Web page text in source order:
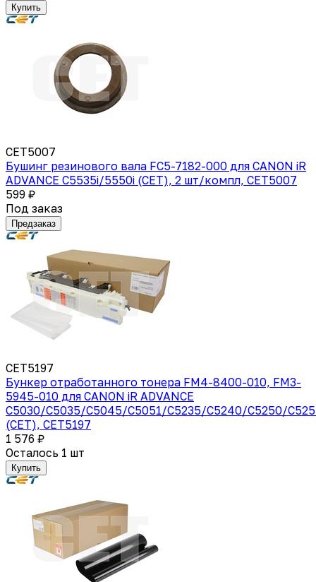
Купить
CET5007
Бушинг резинового вала FC5-7182-000 для CANON iR
ADVANCE C5535i/5550i (CET), 2 шт/компл, CET5007
599 ₽
Под заказ
Предзаказ
CET5197
Бункер отработанного тонера FM4-8400-010, FM3-
5945-010 для CANON iR ADVANCE
C5030/C5035/C5045/C5051/C5235/C5240/C5250/
(CET), CET5197
1 576 ₽
Осталось 1 шт
Купить